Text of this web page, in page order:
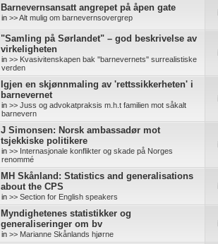
Barnevernsansatt angrepet på åpen gate
in >> Alt mulig om barnevernsovergrep
"Samling på Sørlandet" – god beskrivelse av
virkeligheten
in >> Kvasivitenskapen bak ''barnevernets'' surrealistiske
verden
Igjen en skjønnmaling av 'rettssikkerheten' i
barnevernet
in >> Juss og advokatpraksis m.h.t familien mot såkalt
barnevern
J Simonsen: Norsk ambassadør mot
tsjekkiske politikere
in >> Internasjonale konflikter og skade på Norges
renommé
MH Skånland: Statistics and generalisations
about the CPS
in >> Section for English speakers
Myndighetenes statistikker og
generaliseringer om bv
in >> Marianne Skånlands hjørne